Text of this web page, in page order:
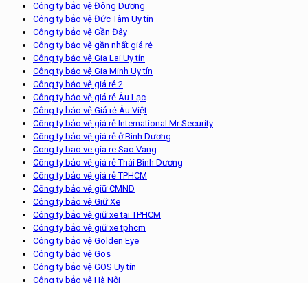
Công ty bảo vệ Đông Dương
Công ty bảo vệ Đức Tâm Uy tín
Công ty bảo vệ Gần Đây
Công ty bảo vệ gần nhất giá rẻ
Công ty bảo vệ Gia Lai Uy tín
Công ty bảo vệ Gia Minh Uy tín
Công ty bảo vệ giá rẻ 2
Công ty bảo vệ giá rẻ Âu Lạc
Công ty bảo vệ Giá rẻ Âu Việt
Công ty bảo vệ giá rẻ International Mr Security
Công ty bảo vệ giá rẻ ở Bình Dương
Cong ty bao ve gia re Sao Vang
Công ty bảo vệ giá rẻ Thái Bình Dương
Công ty bảo vệ giá rẻ TPHCM
Công ty bảo vệ giữ CMND
Công ty bảo vệ Giữ Xe
Công ty bảo vệ giữ xe tại TPHCM
Công ty bảo vệ giữ xe tphcm
Công ty bảo vệ Golden Eye
Công ty bảo vệ Gos
Công ty bảo vệ GOS Uy tín
Công ty bảo vệ Hà Nội